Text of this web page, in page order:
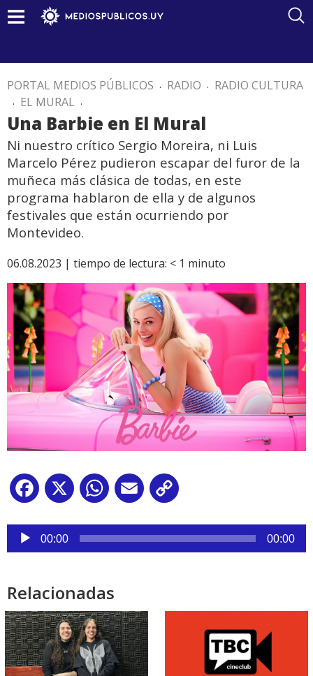
PORTAL MEDIOS PÚBLICOS . RADIO . RADIO CULTURA
. EL MURAL .
Una Barbie en El Mural
Ni nuestro crítico Sergio Moreira, ni Luis
Marcelo Pérez pudieron escapar del furor de la
muñeca más clásica de todas, en este
programa hablaron de ella y de algunos
festivales que están ocurriendo por
Montevideo.
06.08.2023 | tiempo de lectura: < 1 minuto
Facebook
X WhatsApp
Email
Reproductor
audio
00:00 00:00
Relacionadas